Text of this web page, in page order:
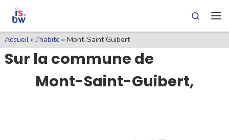
Skip to content
Search
Accueil » J’habite » Mont-Saint Guibert
Sur la commune de
Mont-Saint-Guibert,